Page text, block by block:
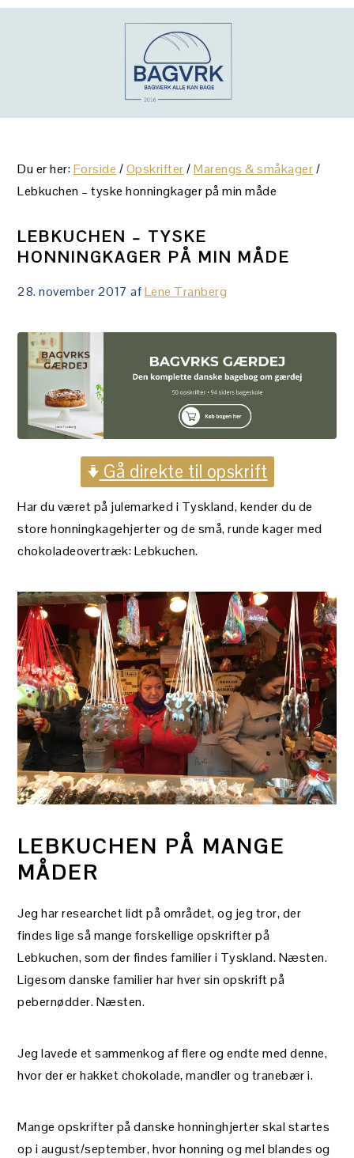
Gå
Skip
Gå
Du er her:Forside /Opskrifter / Marengs & småkager/
Lebkuchen – tyske honningkager på min måde
LEBKUCHEN – TYSKE
HONNINGKAGER PÅ MIN MÅDE
28. november 2017 afLene Tranberg
Gå direkte til opskrift
Har du været på julemarked i Tyskland, kender du de
store honningkagehjerter og de små, runde kager med
chokoladeovertræk: Lebkuchen.
LEBKUCHEN PÅ MANGE
MÅDER
Jeg har researchet lidt på området, og jeg tror, der
findes lige så mange forskellige opskrifter på
Lebkuchen, som der findes familier i Tyskland. Næsten.
Ligesom danske familier har hver sin opskrift på
pebernødder. Næsten.
Jeg lavede et sammenkog af flere og endte med denne,
hvor der er hakket chokolade, mandler og tranebær i.
Mange opskrifter på danske honninghjerter skal startes
op i august/september, hvor honning og mel blandes og